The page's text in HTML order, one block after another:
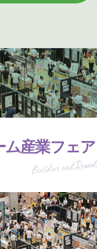
ム産業フェ